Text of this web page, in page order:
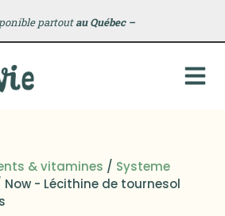
partoutau Québec –
& vitamines / Systeme
Now - Lécithine de tournesol